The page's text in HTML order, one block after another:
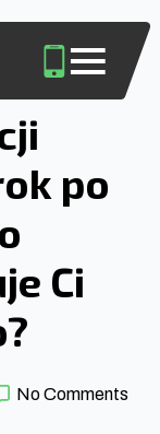
po
Ci
No Comments